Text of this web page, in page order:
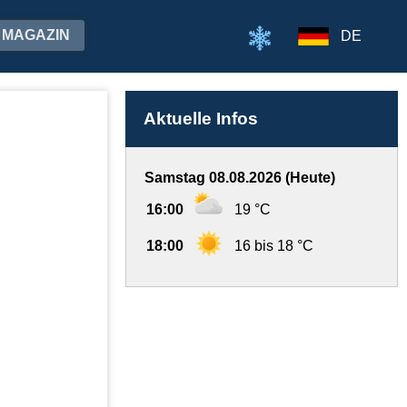
MAGAZIN DE
Aktuelle Infos
Samstag 08.08.2026 (Heute)
16:00 19 °C
18:00 16 bis 18 °C